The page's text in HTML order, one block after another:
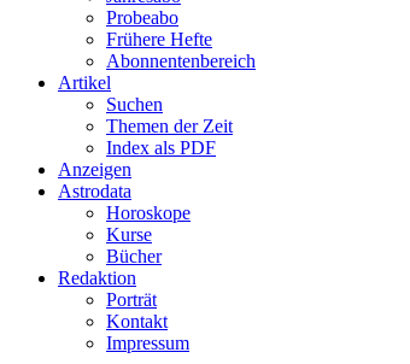
Probeabo
Frühere Hefte
Abonnentenbereich
Artikel
Suchen
Themen der Zeit
Index als PDF
Anzeigen
Astrodata
Horoskope
Kurse
Bücher
Redaktion
Porträt
Kontakt
Impressum